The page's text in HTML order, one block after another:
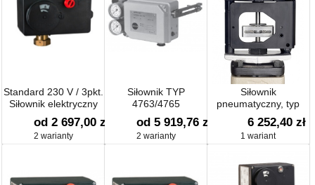
Standard 230 V / 3pkt.
Siłownik elektryczny
TYP 5827-A11.3
od 2 697,00 zł
2 warianty
Siłownik TYP
4763/4765
od 5 919,76 zł
2 warianty
Siłownik
pneumatyczny, typ
3372
6 252,40 zł
1 wariant